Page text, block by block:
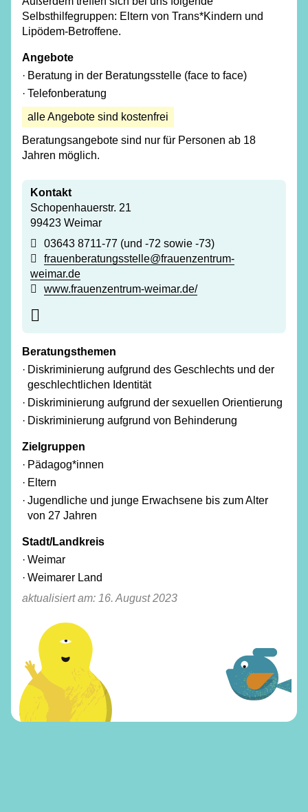
Selbsthilfegruppen: Eltern von Trans*Kindern und
Lipödem-Betroffene.
Angebote
Beratung in der Beratungsstelle (face to face)
Telefonberatung
alle Angebote sind kostenfrei
Beratungsangebote sind nur für Personen ab 18
Jahren möglich.
Kontakt
Schopenhauerstr. 21
99423 Weimar
03643 8711-77 (und -72 sowie -73)
frauenberatungsstelle@frauenzentrum-
weimar.de
www.frauenzentrum-weimar.de/
Beratungsthemen
Diskriminierung aufgrund des Geschlechts und der
geschlechtlichen Identität
Diskriminierung aufgrund der sexuellen Orientierung
Diskriminierung aufgrund von Behinderung
Zielgruppen
Pädagog*innen
Eltern
Jugendliche und junge Erwachsene bis zum Alter
von 27 Jahren
Stadt/Landkreis
Weimar
Weimarer Land
aktualisiert am: 16. August 2023